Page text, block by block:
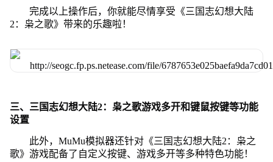
完成以上操作后，你就能尽情享受《三国志幻想大陆
2：枭之歌》带来的乐趣啦！
三、三国志幻想大陆2：枭之歌游戏多开和键鼠按键等功能
设置
此外，MuMu模拟器还针对《三国志幻想大陆2：枭之
歌》游戏配备了自定义按键、游戏多开等多种特色功能！